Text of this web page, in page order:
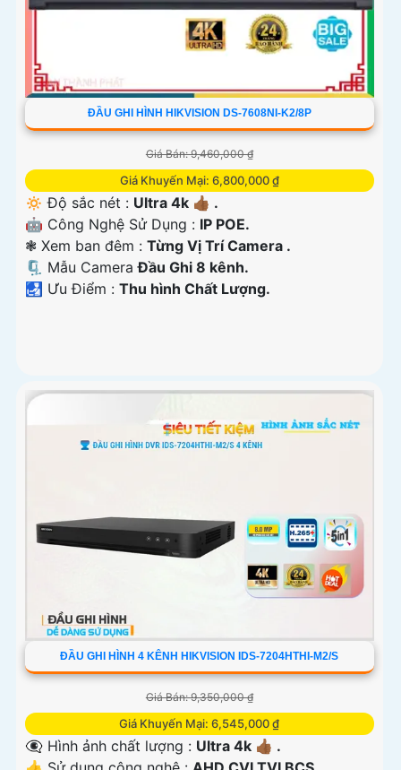
ĐẦU GHI HÌNH HIKVISION DS-7608NI-K2/8P
Giá Bán: 9,460,000 ₫
Giá Khuyến Mại: 6,800,000 ₫
🔅 Độ sắc nét : Ultra 4k 👍🏾 .
🤖️ Công Nghệ Sử Dụng : IP POE.
❃ Xem ban đêm : Từng Vị Trí Camera .
🗜️ Mẫu CameraĐầu Ghi 8 kênh.
️🛃 Ưu Điểm : Thu hình Chất Lượng.
ĐẦU GHI HÌNH 4 KÊNH HIKVISION IDS-7204HTHI-M2/S
Giá Bán: 9,350,000 ₫
Giá Khuyến Mại: 6,545,000 ₫
👁️‍🗨 Hình ảnh chất lượng : Ultra 4k 👍🏾 .